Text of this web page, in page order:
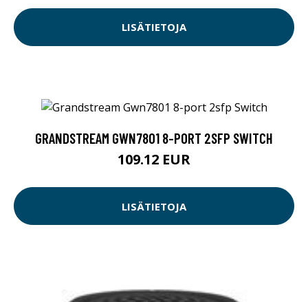
LISÄTIETOJA
GRANDSTREAM GWN7801 8-PORT 2SFP SWITCH
109.12 EUR
LISÄTIETOJA